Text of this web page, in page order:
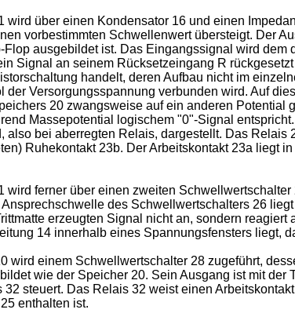
wird über einen Kondensator 16 und einen
vorbestimmten Schwellenwert übersteigt. Der
ausgebildet ist. Das Eingangssignal wird
Signal an seinem Rücksetzeingang R
handelt, deren Aufbau nicht im
Versorgungsspannung verbunden wird. Auf
20 zwangsweise auf ein anderen Potential
Massepotential logischem "0"-Signal
bei aberregten Relais, dargestellt. Das
Ruhekontakt 23b. Der Arbeitskontakt 23a liegt
ferner über einen zweiten
des Schwellwertschalters 26
erzeugten Signal nicht an, sondern
14 innerhalb eines Spannungsfensters liegt,
wird einem Schwellwertschalter 28 zugeführt,
wie der Speicher 20. Sein Ausgang ist mit
steuert. Das Relais 32 weist einen
enthalten ist.